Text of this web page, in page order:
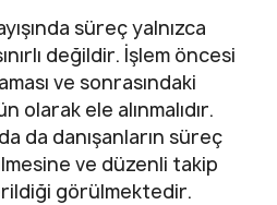
süreç yalnızca
değildir. İşlem öncesi
ve sonrasındaki
olarak ele alınmalıdır.
da danışanların süreç
ve düzenli takip
görülmektedir.